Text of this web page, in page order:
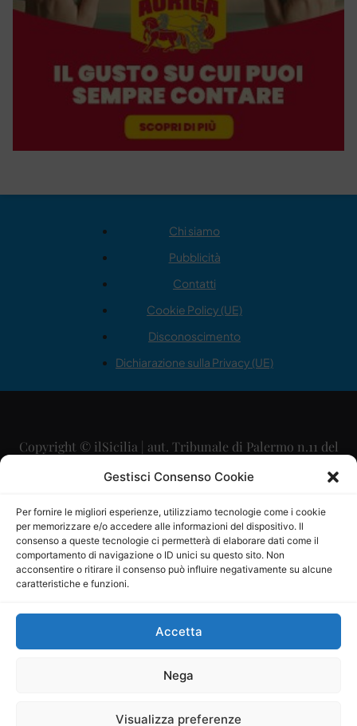
Gestisci Consenso Cookie
Per fornire le migliori esperienze, utilizziamo tecnologie come i cookie
per memorizzare e/o accedere alle informazioni del dispositivo. Il
consenso a queste tecnologie ci permetterà di elaborare dati come il
comportamento di navigazione o ID unici su questo sito. Non
acconsentire o ritirare il consenso può influire negativamente su alcune
caratteristiche e funzioni.
Accetta
Nega
Visualizza preferenze
Chi siamo
Pubblicità
Contatti
Cookie Policy (UE)
Disconoscimento
Dichiarazione sulla Privacy (UE)
Copyright © ilSicilia | aut. Tribunale di Palermo n.11 del
29/09/2015
Direttore Editoriale: Maurizio Scaglione
Direttore Responsabile: Maria Calabrese
P.IVA: 06334930820
Mercurio Comunicazione Società Cooperativa a r.l. è
iscritta al Registro degli Operatori di Comunicazione al